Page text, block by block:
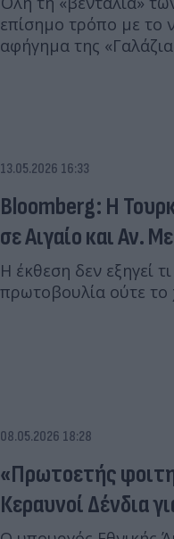
επίσημο τρόπο με το
αφήγημα της
13.05.2026 16:33
Bloomberg: Η
σε Αιγαίο και Αν.
Η έκθεση δεν εξηγεί
πρωτοβουλία ούτε το
08.05.2026 18:28
«Πρωτοετής
Κεραυνοί Δένδια